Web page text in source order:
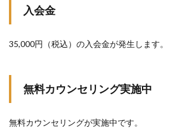
入会金
35,000円（税込）の入会金が発生します。
無料カウンセリング実施中
無料カウンセリングが実施中です。